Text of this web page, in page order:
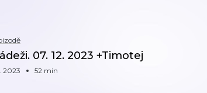
07. 12. 2023 +Timotej
2023 52 min